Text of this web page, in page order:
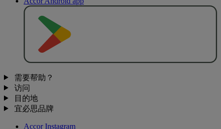
需要帮助？
访问
目的地
宜必思品牌
Accor Instagram